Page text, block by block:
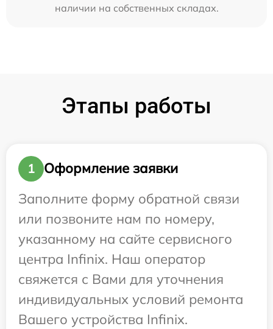
наличии на собственных складах.
Этапы работы
1
Оформление заявки
Заполните форму обратной связи
или позвоните нам по номеру,
указанному на сайте сервисного
центра Infinix. Наш оператор
свяжется с Вами для уточнения
индивидуальных условий ремонта
Вашего устройства Infinix.